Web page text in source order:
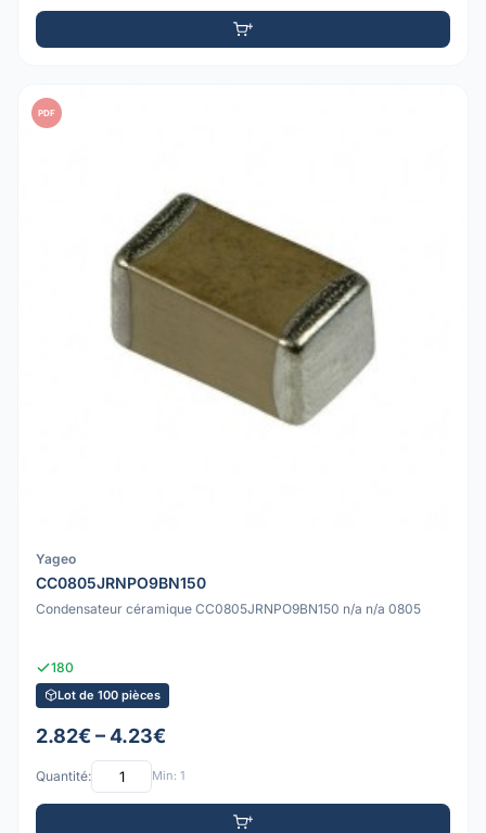
PDF
Yageo
CC0805JRNPO9BN150
Condensateur céramique CC0805JRNPO9BN150 n/a n/a 0805
180
Lot de 100 pièces
2.82€ – 4.23€
Quantité: Min: 1